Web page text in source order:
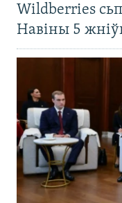
Wildberries
Навіны 5